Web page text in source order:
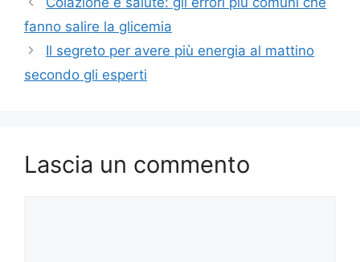
fanno salire la glicemia
Il segreto per avere più energia al mattino
secondo gli esperti
Lascia un commento